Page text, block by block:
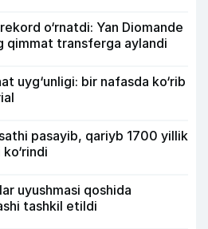
o‘rnatdi: Yan Diomande
qimmat transferga aylandi
uyg‘unligi: bir nafasda ko‘rib
pasayib, qariyb 1700 yillik
uyushmasi qoshida
tashkil etildi